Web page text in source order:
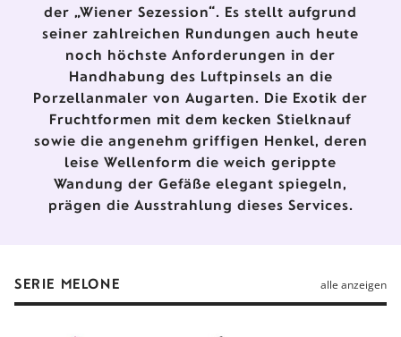
der „Wiener Sezession“. Es stellt aufgrund
seiner zahlreichen Rundungen auch heute
noch höchste Anforderungen in der
Handhabung des Luftpinsels an die
Porzellanmaler von Augarten. Die Exotik der
Fruchtformen mit dem kecken Stielknauf
sowie die angenehm griffigen Henkel, deren
leise Wellenform die weich gerippte
Wandung der Gefäße elegant spiegeln,
prägen die Ausstrahlung dieses Services.
SERIE MELONE alle anzeigen